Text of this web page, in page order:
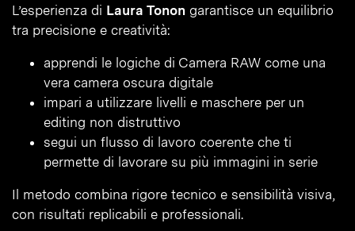
L’esperienza di Laura Tonon garantisce un equilibrio
tra precisione e creatività:
apprendi le logiche di Camera RAW come una
vera camera oscura digitale
impari a utilizzare livelli e maschere per un
editing non distruttivo
segui un flusso di lavoro coerente che ti
permette di lavorare su più immagini in serie
Il metodo combina rigore tecnico e sensibilità visiva,
con risultati replicabili e professionali.